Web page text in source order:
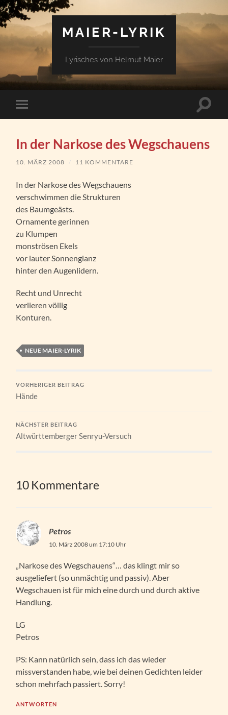
MAIER-LYRIK
Lyrisches von Helmut Maier
Mobile-
Menü
In der Narkose des Wegschauens
10. MÄRZ 2008 / 11 KOMMENTARE
In der Narkose des Wegschauens
verschwimmen die Strukturen
des Baumgeästs.
Ornamente gerinnen
zu Klumpen
monströsen Ekels
vor lauter Sonnenglanz
hinter den Augenlidern.
Recht und Unrecht
verlieren völlig
Konturen.
NEUE MAIER-LYRIK
VORHERIGER BEITRAG
Hände
NÄCHSTER BEITRAG
Altwürttemberger Senryu-Versuch
10 Kommentare
Petros
10. März 2008 um 17:10 Uhr
„Narkose des Wegschauens“… das klingt mir so
ausgeliefert (so unmächtig und passiv). Aber
Wegschauen ist für mich eine durch und durch aktive
Handlung.
LG
Petros
PS: Kann natürlich sein, dass ich das wieder
missverstanden habe, wie bei deinen Gedichten leider
schon mehrfach passiert. Sorry!
ANTWORTEN